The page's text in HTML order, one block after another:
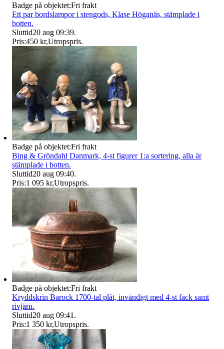
Badge på objektet:Fri frakt
Ett par bordslampor i stengods, Klase Höganäs, stämplade i
botten.
Sluttid20 aug 09:39.
Pris:450 kr,Utropspris.
Badge på objektet:Fri frakt
Bing & Gröndahl Danmark, 4-st figurer 1:a sortering, alla är
stämplade i botten.
Sluttid20 aug 09:40.
Pris:1 095 kr,Utropspris.
Badge på objektet:Fri frakt
Kryddskrin Barock 1700-tal plåt, invändigt med 4-st fack samt
rivjärn.
Sluttid20 aug 09:41 .
Pris:1 350 kr,Utropspris.